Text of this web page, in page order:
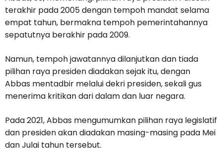
terakhir pada 2005 dengan tempoh mandat selama
empat tahun, bermakna tempoh pemerintahannya
sepatutnya berakhir pada 2009.
Namun, tempoh jawatannya dilanjutkan dan tiada
pilihan raya presiden diadakan sejak itu, dengan
Abbas mentadbir melalui dekri presiden, sekali gus
menerima kritikan dari dalam dan luar negara.
Pada 2021, Abbas mengumumkan pilihan raya legislatif
dan presiden akan diadakan masing-masing pada Mei
dan Julai tahun tersebut.